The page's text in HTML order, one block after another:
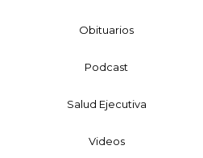
Obituarios
Podcast
Salud Ejecutiva
Videos